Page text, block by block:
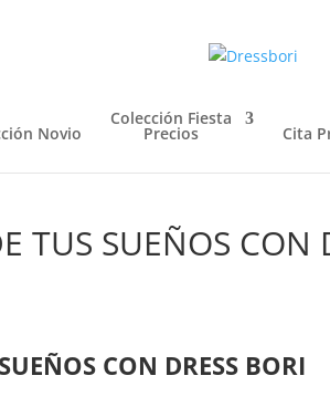
Novio
Colección Fiesta
Precios Cita
TUS SUEÑOS CON
CON DRESS BORI